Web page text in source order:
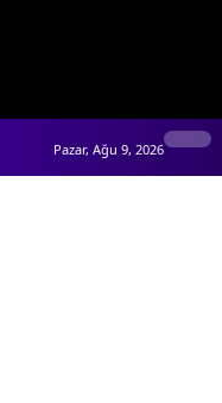
Pazar, Ağu 9, 2026